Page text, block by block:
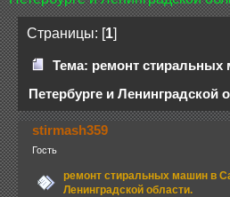
Страницы: [1]
Тема: ремонт стиральных
Петербурге и Ленинградской
stirmash359
Гость
ремонт стиральных машин в
Ленинградской области.